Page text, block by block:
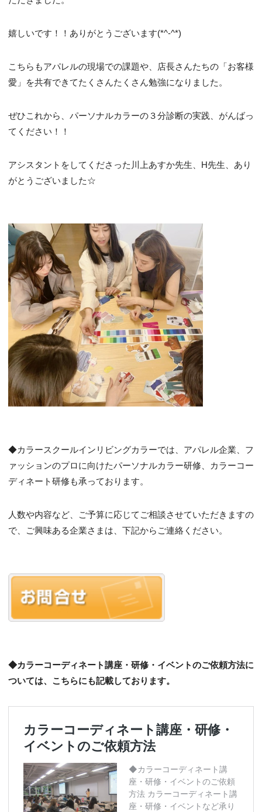
嬉しいです！！ありがとうございます(*^-^*)
こちらもアパレルの現場での課題や、店長さんたちの「お客様
愛」を共有できてたくさんたくさん勉強になりました。
ぜひこれから、パーソナルカラーの３分診断の実践、がんばっ
てください！！
アシスタントをしてくださった川上あすか先生、H先生、あり
がとうございました☆
◆カラースクールインリビングカラーでは、アパレル企業、フ
ァッションのプロに向けたパーソナルカラー研修、カラーコー
ディネート研修も承っております。
人数や内容など、ご予算に応じてご相談させていただきますの
で、ご興味ある企業さまは、下記からご連絡ください。
◆カラーコーディネート講座・研修・イベントのご依頼方法に
ついては、こちらにも記載しております。